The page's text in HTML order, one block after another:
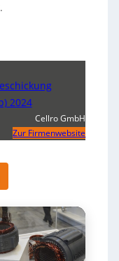
2024
Cellro GmbH
Zur Firmenwebsite